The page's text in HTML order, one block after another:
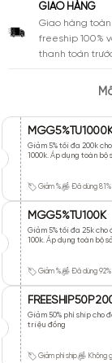
GIAO HÀNG
Giao hàng toàn
freeship 100%
thanh toán
Giảm 5% tối đa 200k
1000k. Áp dụng toàn bộ
Giảm % Đã dùng 81%
MGG5%TU100K
Giảm 5% tối đa 25k cho
100k. Áp dụng toàn bộ
Giảm % Đã dùng 92%
Giảm 50% phí ship cho
triệu đồng
Giảm phí ship Không